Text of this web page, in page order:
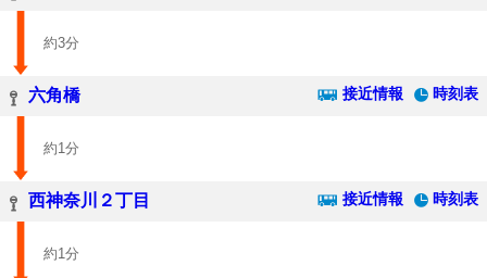
約3分
六角橋 接近情報 時刻表
約1分
西神奈川２丁目 接近情報 時刻表
約1分